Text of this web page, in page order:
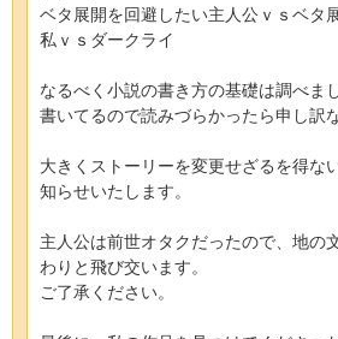
ベタ展開を回避したい主人公ｖｓベタ
私ｖｓダークライ
なるべく小説の書き方の基礎は調べま
書いてるので読みづらかったら申し訳
大きくストーリーを変更せざるを得な
知らせいたします。
主人公は前世オタクだったので、地の
わりと飛び交います。
ご了承ください。